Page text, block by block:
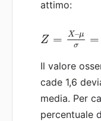
attimo:
Z = X–μ
σ
=
Il valore
cade 1,6
media. Per
percentuale